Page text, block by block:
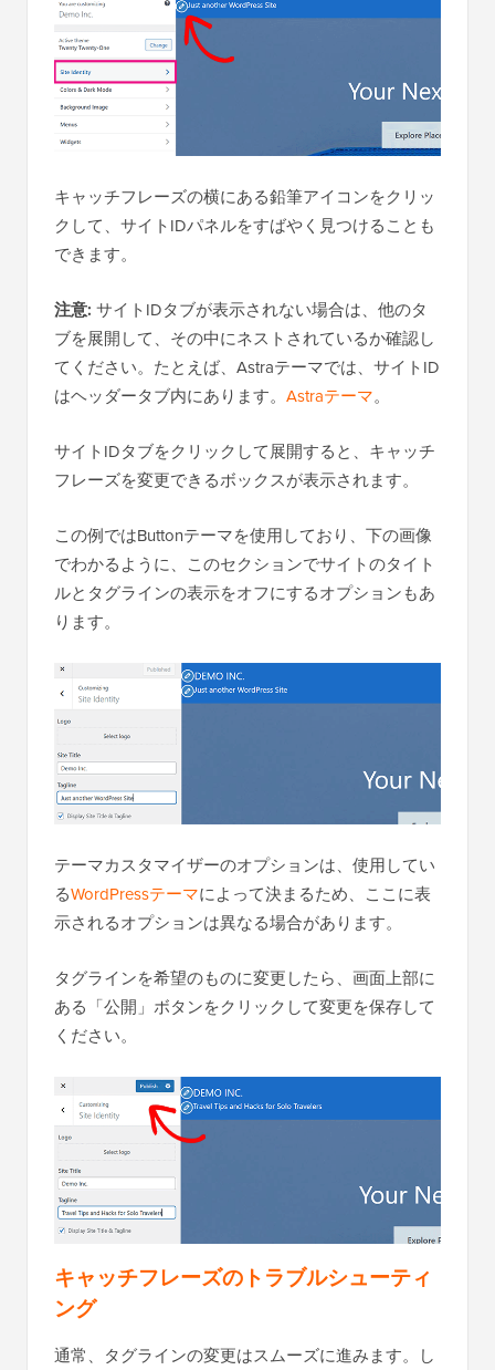
キャッチフレーズの横にある鉛筆アイコンをクリッ
クして、サイトIDパネルをすばやく見つけることも
できます。
注意: サイトIDタブが表示されない場合は、他のタ
ブを展開して、その中にネストされているか確認し
てください。たとえば、Astraテーマでは、サイトID
はヘッダータブ内にあります。 Astraテーマ。
サイトIDタブをクリックして展開すると、キャッチ
フレーズを変更できるボックスが表示されます。
この例ではButtonテーマを使用しており、下の画像
でわかるように、このセクションでサイトのタイト
ルとタグラインの表示をオフにするオプションもあ
ります。
テーマカスタマイザーのオプションは、使用してい
るWordPressテーマによって決まるため、ここに表
示されるオプションは異なる場合があります。
タグラインを希望のものに変更したら、画面上部に
ある「公開」ボタンをクリックして変更を保存して
ください。
キャッチフレーズのトラブルシューティ
ング
通常、タグラインの変更はスムーズに進みます。し